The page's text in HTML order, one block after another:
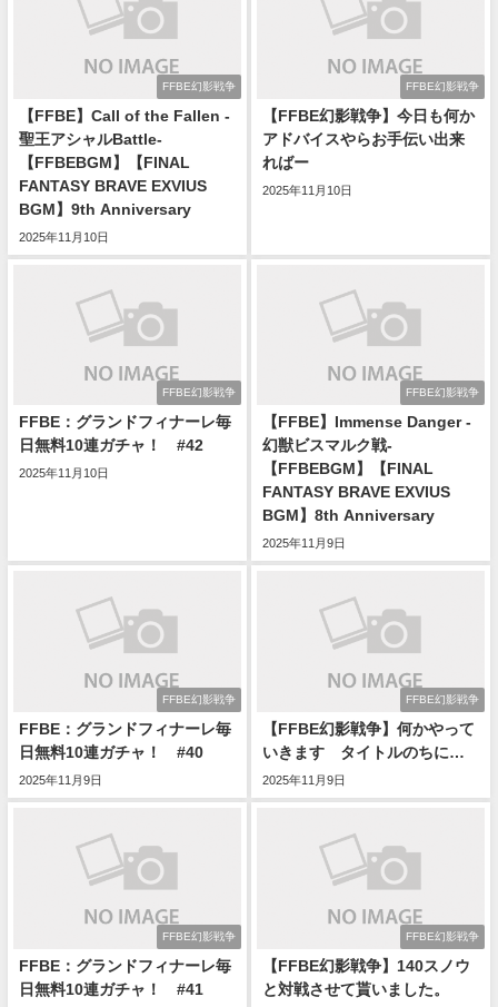
FFBE幻影戦争
【FFBE】Call of the Fallen -
聖王アシャルBattle-
【FFBEBGM】【FINAL
FANTASY BRAVE EXVIUS
BGM】9th Anniversary
2025年11月10日
FFBE幻影戦争
【FFBE幻影戦争】今日も何か
アドバイスやらお手伝い出来
ればー
2025年11月10日
FFBE幻影戦争
FFBE：グランドフィナーレ毎
日無料10連ガチャ！ #42
2025年11月10日
FFBE幻影戦争
【FFBE】Immense Danger -
幻獣ビスマルク戦-
【FFBEBGM】【FINAL
FANTASY BRAVE EXVIUS
BGM】8th Anniversary
2025年11月9日
FFBE幻影戦争
FFBE：グランドフィナーレ毎
日無料10連ガチャ！ #40
2025年11月9日
FFBE幻影戦争
【FFBE幻影戦争】何かやって
いきます タイトルのちに…
2025年11月9日
FFBE幻影戦争
FFBE：グランドフィナーレ毎
日無料10連ガチャ！ #41
FFBE幻影戦争
【FFBE幻影戦争】140スノウ
と対戦させて貰いました。